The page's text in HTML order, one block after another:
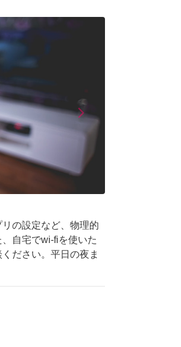
arrow_forward_iosNext
の設定など、物理的
自宅でwi-fiを使いた
ださい。平日の夜ま